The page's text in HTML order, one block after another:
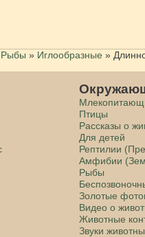
Рыбы » Иглообразные »
Птицы
Рассказы о
Для детей
Рептилии
Амфибии
Рыбы
Золотые
Видео о
Животные
Звуки